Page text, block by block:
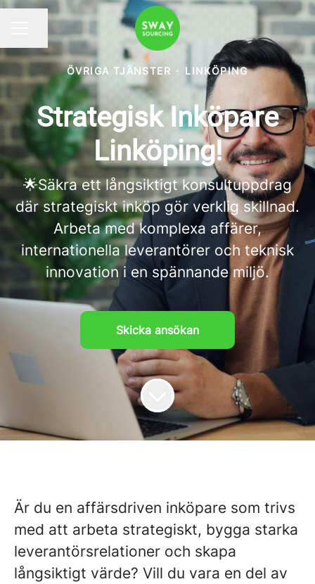
KARRIÄRMENY
Dela sidan
ÖVRIGA TJÄNSTER · LINKÖPING
Strategisk Inköpare
Linköping!
🌟Säkra ett långsiktigt konsultuppdrag
där strategiskt inköp gör verklig skillnad.
Arbeta med komplexa affärer,
internationella leverantörer och teknisk
innovation i en spännande miljö.
Skicka ansökan
Är du en affärsdriven inköpare som trivs
med att arbeta strategiskt, bygga starka
leverantörsrelationer och skapa
långsiktigt värde? Vill du vara en del av